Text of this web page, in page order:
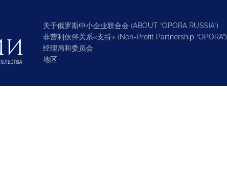
关于俄罗斯中小企业联合会 (ABOUT “OPORA RUSSIA”)
非营利伙伴关系«支持» (Non-Profit Partnership “OPORA”)
经理局和委员会
地区